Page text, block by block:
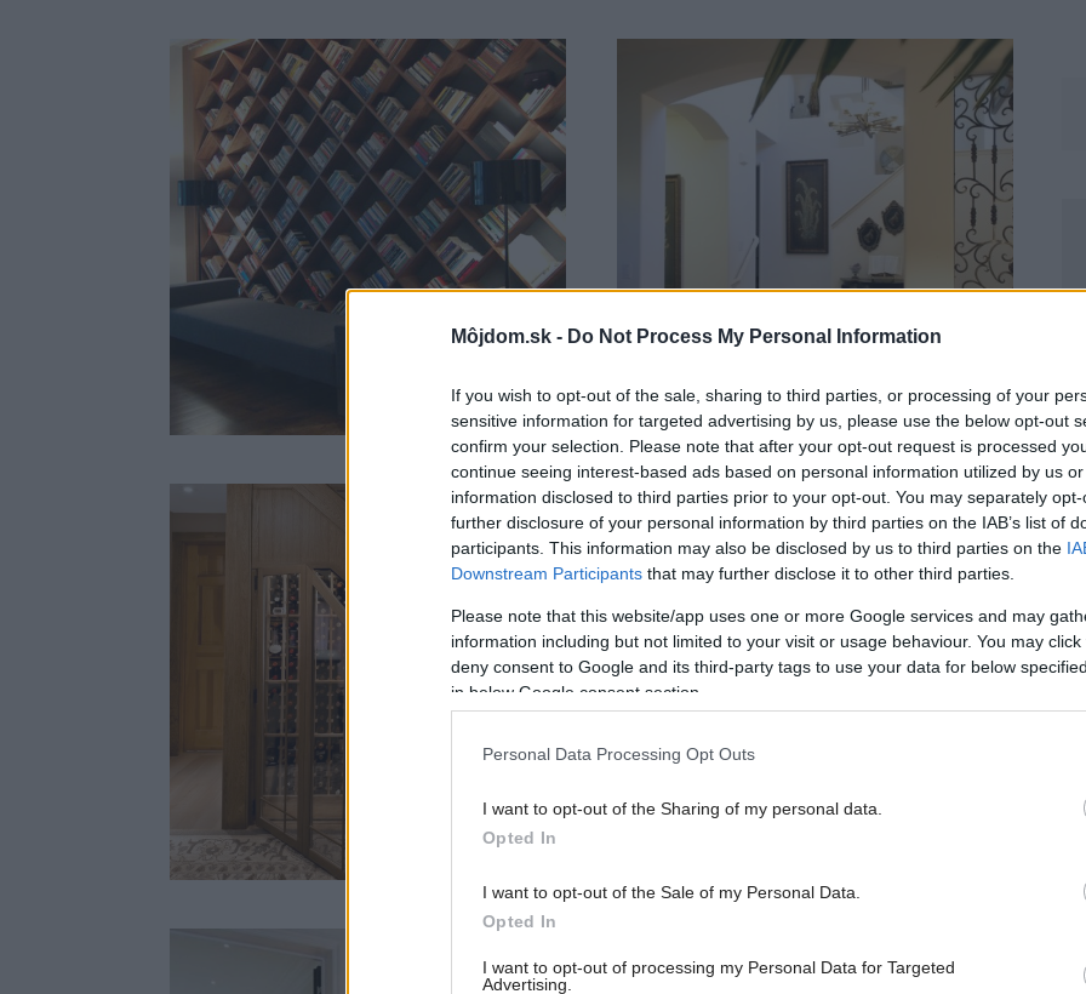
Môjdom.sk - Do Not Process My Personal Information
If you wish to opt-out of the sale, sharing to third parties, or processing of your
sensitive information for targeted advertising by us, please use the below opt-out
confirm your selection. Please note that after your opt-out request is processed
continue seeing interest-based ads based on personal information utilized by us
information disclosed to third parties prior to your opt-out. You may separately
further disclosure of your personal information by third parties on the IAB’s list of
participants. This information may also be disclosed by us to third parties on the
Downstream Participants that may further disclose it to other third parties.
Please note that this website/app uses one or more Google services and may
information including but not limited to your visit or usage behaviour. You may
deny consent to Google and its third-party tags to use your data for below
in below Google consent section.
Personal Data Processing Opt Outs
I want to opt-out of the Sharing of my personal data.
Opted In
I want to opt-out of the Sale of my Personal Data.
Opted In
I want to opt-out of processing my Personal Data for Targeted
Advertising.
Môj dom Špeciál 02/2026